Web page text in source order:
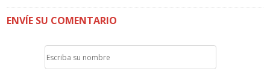
ENVÍE SU COMENTARIO